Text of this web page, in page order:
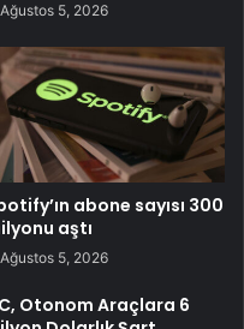
Ağustos 5, 2026
abone sayısı 300
aştı
Ağustos 5, 2026
Otonom Araçlara 6